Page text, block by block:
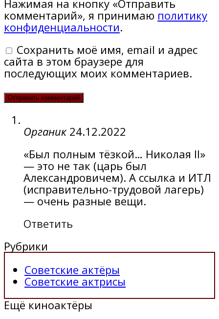
Нажимая на кнопку «Отправить
комментарий», я принимаю политику
конфиденциальности.
Сохранить моё имя, email и адрес
сайта в этом браузере для
последующих моих комментариев.
Органик 24.12.2022
«Был полным тёзкой… Николая II»
— это не так (царь был
Александровичем). А ссылка и ИТЛ
(исправительно-трудовой лагерь)
— очень разные вещи.
Ответить
Рубрики
Советские актёры
Советские актрисы
Ещё киноактёры